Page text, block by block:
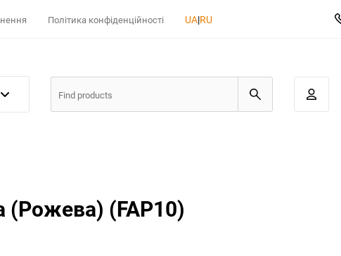
Політика конфіденційності UA|RU
(Рожева) (FAP10)